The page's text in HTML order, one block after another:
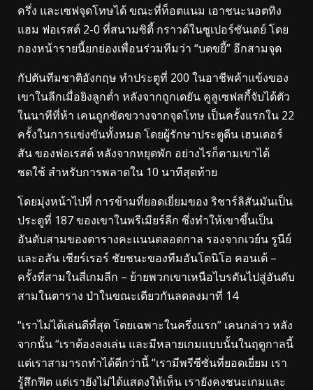
ครึ่ง และเซฟจุดโทษได้ ขณะที่ท็อตแนม เอาชนะนอตทิง
แฮม ฟอเรสต์ 2-0 ที่สนามซิตี้ กราวด์ในซูเปอร์ซันเดย์ โดย
กองหน้ารายนี้ยกย่องเพื่อนร่วมทีมว่า “บดขยี้” อีกสามจุด
กัปตันทีมชาติอังกฤษ ทำประตูที่ 200 ในอาชีพค้าแข้งของ
เขาในลีกเมื่อยิงลูกต่ำ หลังจากถูกเดยัน คูลูเซฟสกี้จับได้ตัว
ในนาทีที่ห้า เคนถูกขัดขวางจากจุดโทษ เป็นครั้งแรกใน 22
ครั้งในการแข่งขันทั้งหมด โดยผู้รักษาประตูดีน เฮนเดอร์
สัน ของฟอเรสต์ หลังจากหยุดพัก อย่างไรก็ตามเขาได้
ชดใช้ สำหรับการพลาดใน 10 นาทีสุดท้าย
โดยมุ่งหน้าไปที่ การข้ามที่ยอดเยี่ยมของ ริชาร์ลิสันมันเป็น
ประตูที่ 187 ของเขาในพรีเมียร์ลีก ซึ่งทำให้เขาขึ้นเป็น
อันดับสามของตารางคะแนนตลอดกาล รองจากเวย์น รูนีย์
และอลัน เชียร์เรอร์ ชัยชนะของทีมอันโตนิโอ คอนเต้ –
ครั้งที่สามในสี่เกมลีก – ย้ายพวกเขาเหนือไบรตันไปสู่อันดับ
สามในตาราง ป่าในขณะเดียวกันลดลงมาที่ 14
“เราไม่ได้เล่นดีที่สุด โดยเฉพาะในครึ่งแรก” เคนกล่าว หลัง
จากนั้น “เราต้องลงเล่น และมีหลายเกมแบบนั้นในฤดูกาลนี้
แต่เราสามารถทำได้ดีกว่านี้ “เรามีพรีซีซั่นที่ยอดเยี่ยม เรา
รู้สึกฟิต แต่เรายังไม่ได้แสดงให้เห็น เรายังคงชนะเกมและ